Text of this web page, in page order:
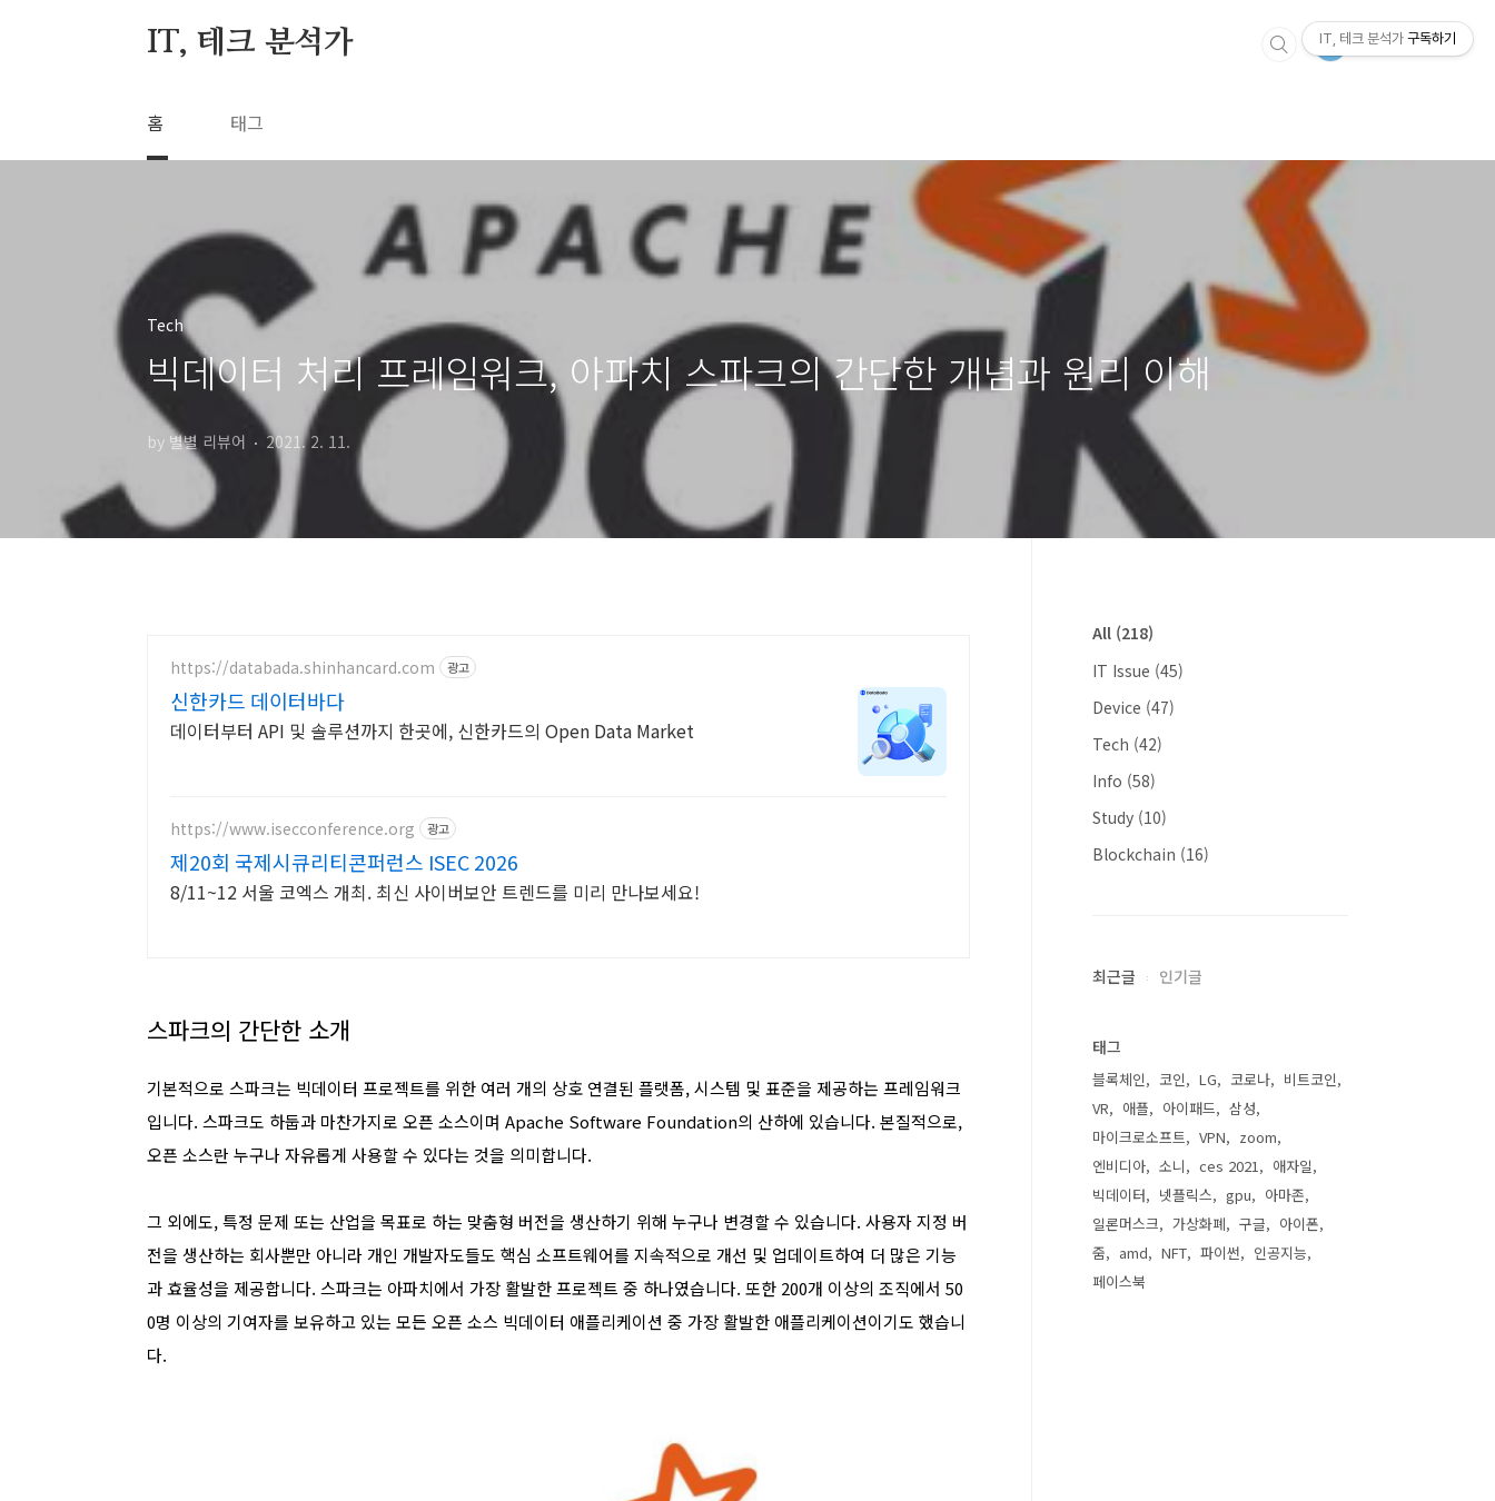
IT, 테크 분석가
홈 태그
Tech
빅데이터 처리 프레임워크, 아파치 스파크의 간단한 개념과 원리 이해
by 별별 리뷰어 2021. 2. 11.
https://databada.shinhancard.com 광고
신한카드 데이터바다
데이터부터 API 및 솔루션까지 한곳에, 신한카드의 Open Data Market
https://www.isecconference.org 광고
제20회 국제시큐리티콘퍼런스 ISEC 2026
8/11~12 서울 코엑스 개최. 최신 사이버보안 트렌드를 미리 만나보세요!
스파크의 간단한 소개
기본적으로 스파크는 빅데이터 프로젝트를 위한 여러 개의 상호 연결된 플랫폼, 시스템 및 표준을 제공하는 프레임워크
입니다. 스파크도 하둡과 마찬가지로 오픈 소스이며 Apache Software Foundation의 산하에 있습니다. 본질적으로,
오픈 소스란 누구나 자유롭게 사용할 수 있다는 것을 의미합니다.
그 외에도, 특정 문제 또는 산업을 목표로 하는 맞춤형 버전을 생산하기 위해 누구나 변경할 수 있습니다. 사용자 지정 버
전을 생산하는 회사뿐만 아니라 개인 개발자도들도 핵심 소프트웨어를 지속적으로 개선 및 업데이트하여 더 많은 기능
과 효율성을 제공합니다. 스파크는 아파치에서 가장 활발한 프로젝트 중 하나였습니다. 또한 200개 이상의 조직에서 50
0명 이상의 기여자를 보유하고 있는 모든 오픈 소스 빅데이터 애플리케이션 중 가장 활발한 애플리케이션이기도 했습니
다.
All (218)
IT Issue (45)
Device (47)
Tech (42)
Info (58)
Study (10)
Blockchain (16)
최근글 인기글
태그
블록체인 코인 LG 코로나
비트코인
VR
애플 아이패드
삼성
마이크로소프트
VPN
zoom
엔비디아
소니 ces 2021
애자일
빅데이터
넷플릭스 gpu
아마존
일론머스크
가상화폐 구글
아이폰
줌
amd NFT 파이썬
인공지능
페이스북
IT, 테크 분석가 구독하기